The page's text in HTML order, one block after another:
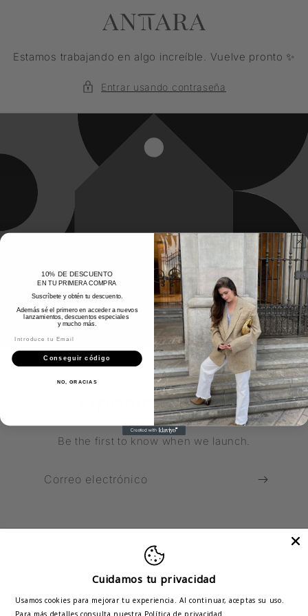
Estamos trabajando en algo increíble. Vuelve pronto ✨
Entrar usando contraseña
Opening soon
Be the first to know when we launch.
Correo electrónico
PinterestInstagram
Cuidamos tu privacidad
Usamos cookies para mejorar tu experiencia. Al continuar, aceptas su uso.
Para más detalles consulta nuestra Política de privacidad
10% DE DESCUENTO
EN TU PRIMERA COMPRA
Suscríbete y obtén tu descuento.
Además sé el primero en acceder a nuevos
lanzamientos, descuentos especiales
y mucho más.
Conseguir código
NO, GRACIAS